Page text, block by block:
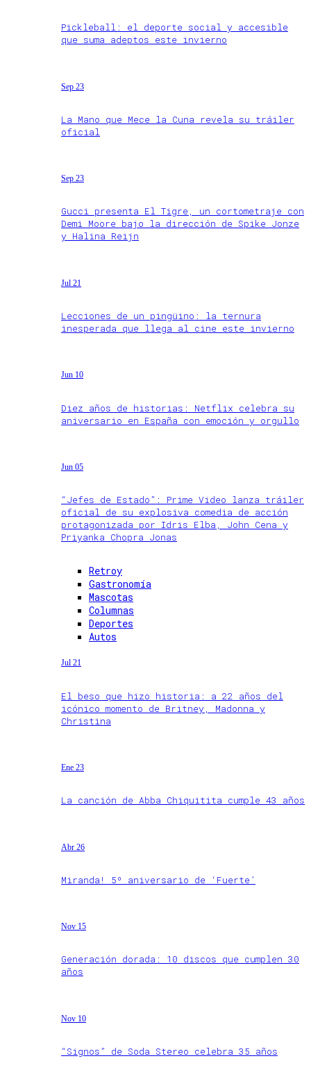
Pickleball: el deporte social y accesible
que suma adeptos este invierno
Sep 23
La Mano que Mece la Cuna revela su tráiler
oficial
Sep 23
Gucci presenta El Tigre, un cortometraje con
Demi Moore bajo la dirección de Spike Jonze
y Halina Reijn
Jul 21
Lecciones de un pingüino: la ternura
inesperada que llega al cine este invierno
Jun 10
Diez años de historias: Netflix celebra su
aniversario en España con emoción y orgullo
Jun 05
“Jefes de Estado”: Prime Video lanza tráiler
oficial de su explosiva comedia de acción
protagonizada por Idris Elba, John Cena y
Priyanka Chopra Jonas
Retroy
Gastronomía
Mascotas
Columnas
Deportes
Autos
Jul 21
El beso que hizo historia: a 22 años del
icónico momento de Britney, Madonna y
Christina
Ene 23
La canción de Abba Chiquitita cumple 43 años
Abr 26
Miranda! 5º aniversario de ‘Fuerte’
Nov 15
Generación dorada: 10 discos que cumplen 30
años
Nov 10
“Signos” de Soda Stereo celebra 35 años